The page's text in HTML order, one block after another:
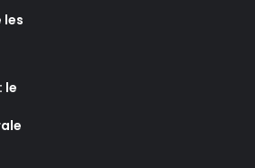
les
le